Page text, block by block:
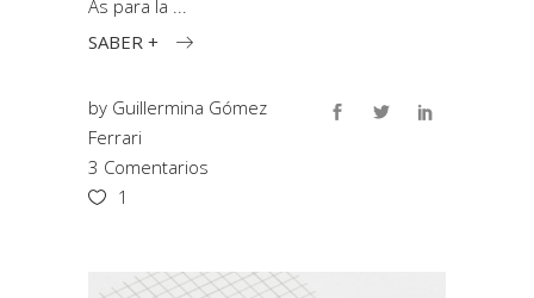
As para la
SABER +
by Guillermina Gómez
Ferrari
3 Comentarios
1